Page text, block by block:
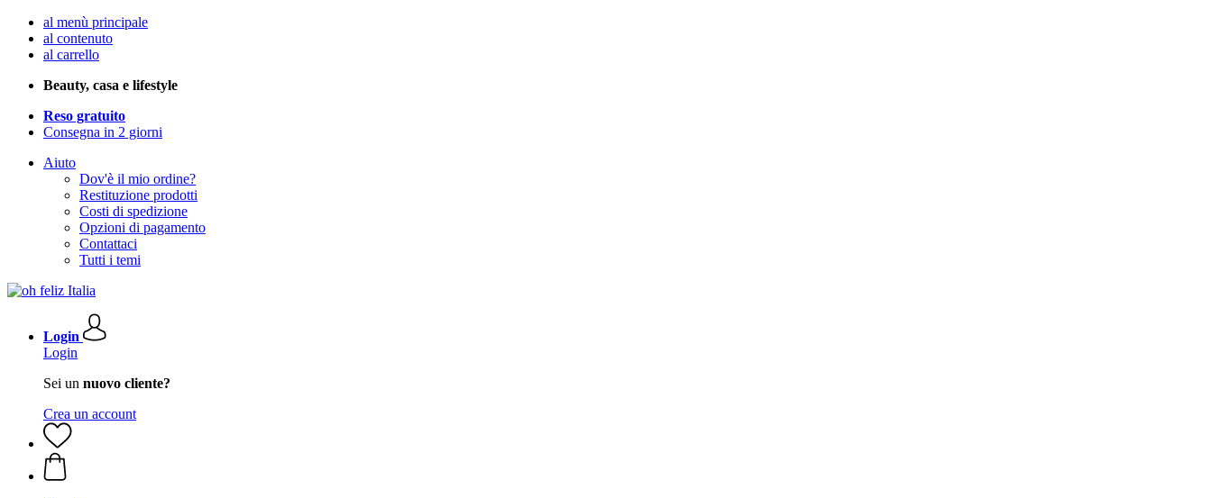
al menù principale
al contenuto
al carrello
Beauty, casa e lifestyle
Reso gratuito
Consegna in 2 giorni
Aiuto
Dov'è il mio ordine?
Restituzione prodotti
Costi di spedizione
Opzioni di pagamento
Contattaci
Tutti i temi
Login
Login
Sei un nuovo cliente?
Crea un account